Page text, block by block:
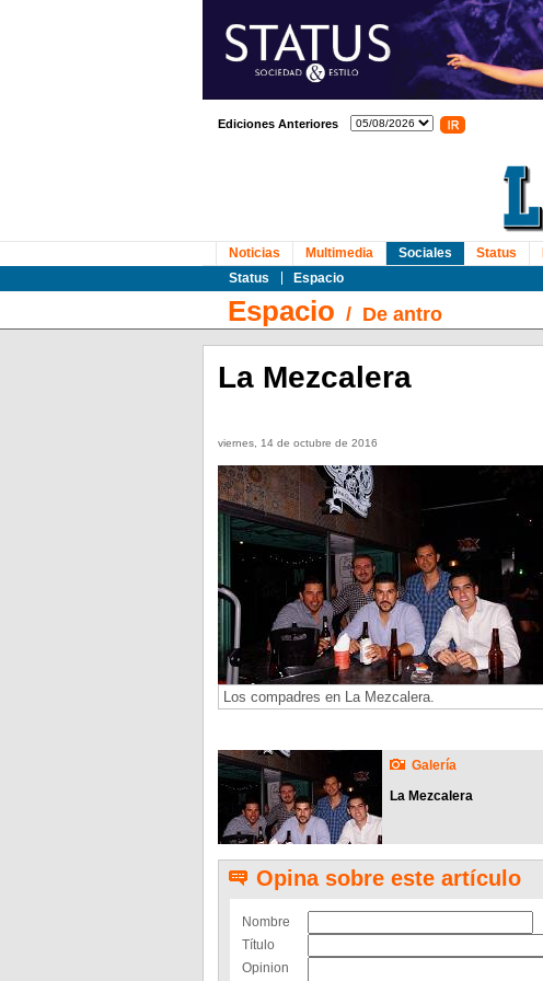
Ediciones Anteriores
Noticias Multimedia
Sociales
Status
Espacio
Status
Espacio / De antro
La Mezcalera
viernes, 14 de octubre de 2016
Los compadres en La Mezcalera.
Galería
La Mezcalera
Opina sobre este artículo
Nombre
Título
Opinion